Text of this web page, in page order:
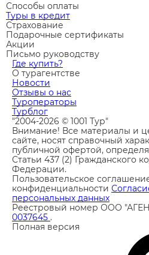
Способы оплаты
Туры в кредит
Страхование
Подарочные сертификаты
Акции
Письмо руководству
Где купить?
О турагентстве
Новости
Отзывы о нас
Туроператоры
Турблог
"2004-2026 © 1001 Тур"
Внимание! Все материалы и
сайте, носят справочный
публичной офертой,
Статьи 437 (2) Гражданского
Федерации.
Пользовательское
конфиденциальности
персональных данных
Реестровый номер ООО
0037645 .
Полная версия